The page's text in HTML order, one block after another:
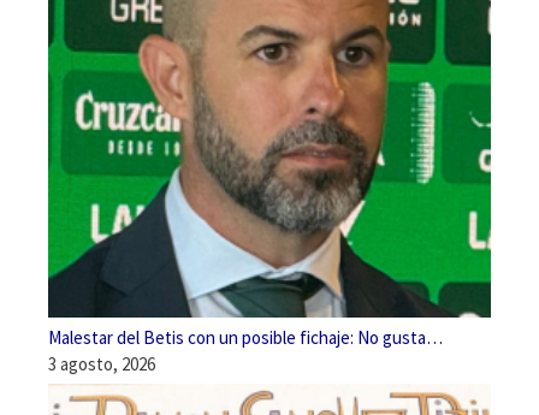
Malestar del Betis con un posible fichaje: No gusta…
3 agosto, 2026